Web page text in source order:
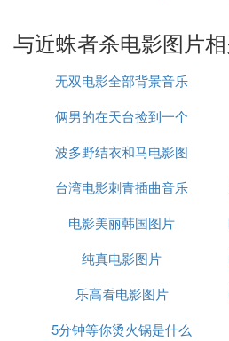
斯嘉丽·约翰逊Scarlett
Doug E. Doug ... Harlan
Rick Overton ... Deputy Pete
Matt Czuchry ... Bret
Jay Arlen Jones ... Leon
Eileen Ryan ... Gladys
Riley Smith ... Randy
Jane Edith Wilson ... Emma
Jack Moore ... Amos
动作 / 科幻 / 恐怖 / 喜剧
与近蛛者杀电影图片
无双电影全部背景音乐
俩男的在天台捡到一个
内裤是什么电影
波多野结衣和马电影图
片迅雷下载
台湾电影刺青插曲音乐
电影美丽韩国图片
纯真电影图片
乐高看电影图片
5分钟等你烫火锅是什么